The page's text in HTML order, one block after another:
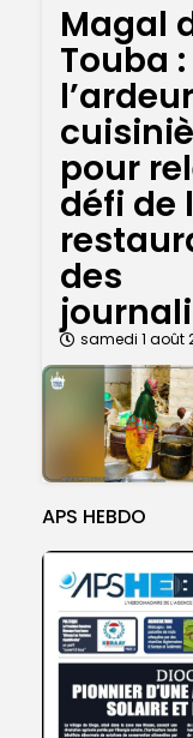
Magal
Touba :
pour
défi de
des
samedi 1 août
APS HEBDO